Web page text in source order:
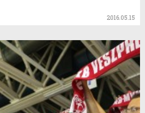
2016.05.15